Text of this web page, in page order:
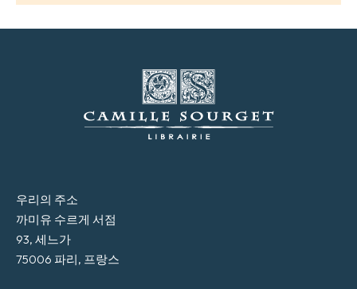
우리의 주소
까미유 수르게 서점
93, 세느가
75006 파리, 프랑스